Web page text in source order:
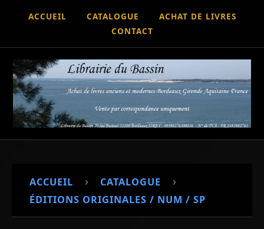
ACCUEIL CATALOGUE
ACHAT DE LIVRES
CONTACT
ACCUEIL › CATALOGUE ›
ÉDITIONS ORIGINALES / NUM / SP